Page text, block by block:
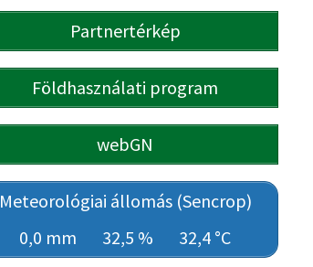
Partnertérkép
Földhasználati program
webGN
Meteorológiai állomás (Sencrop)
0,0 mm
32,5 % 32,4 °C